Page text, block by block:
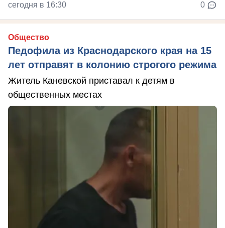
сегодня в 16:30 0
Общество
Педофила из Краснодарского края на 15
лет отправят в колонию строгого режима
Житель Каневской приставал к детям в
общественных местах